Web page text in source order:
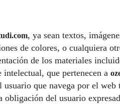
, ya sean textos,
de colores, o cualquiera
de los materiales
que pertenecen a
que navega por el web
del usuario